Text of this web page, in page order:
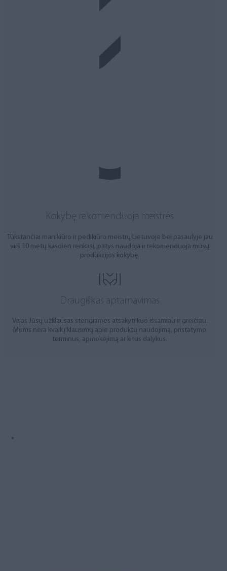
Kokybę rekomenduoja meistrės
Tūkstančiai manikiūro ir pedikiūro meistrų Lietuvoje bei pasaulyje jau
virš 10 metų kasdien renkasi, patys naudoja ir rekomenduoja mūsų
produkcijos kokybę.
Draugiškas aptarnavimas
Visas Jūsų užklausas stengiamės atsakyti kuo išsamiau ir greičiau.
Mums nėra kvailų klausimų apie produktų naudojimą, pristatymo
terminus, apmokėjimą ar kitus dalykus.